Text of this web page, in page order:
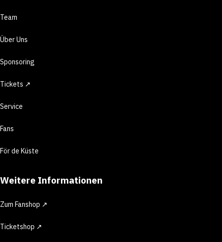
Team
Über Uns
Sponsoring
Tickets ↗
Service
Fans
För de Küste
Weitere Informationen
Zum Fanshop ↗
Ticketshop ↗